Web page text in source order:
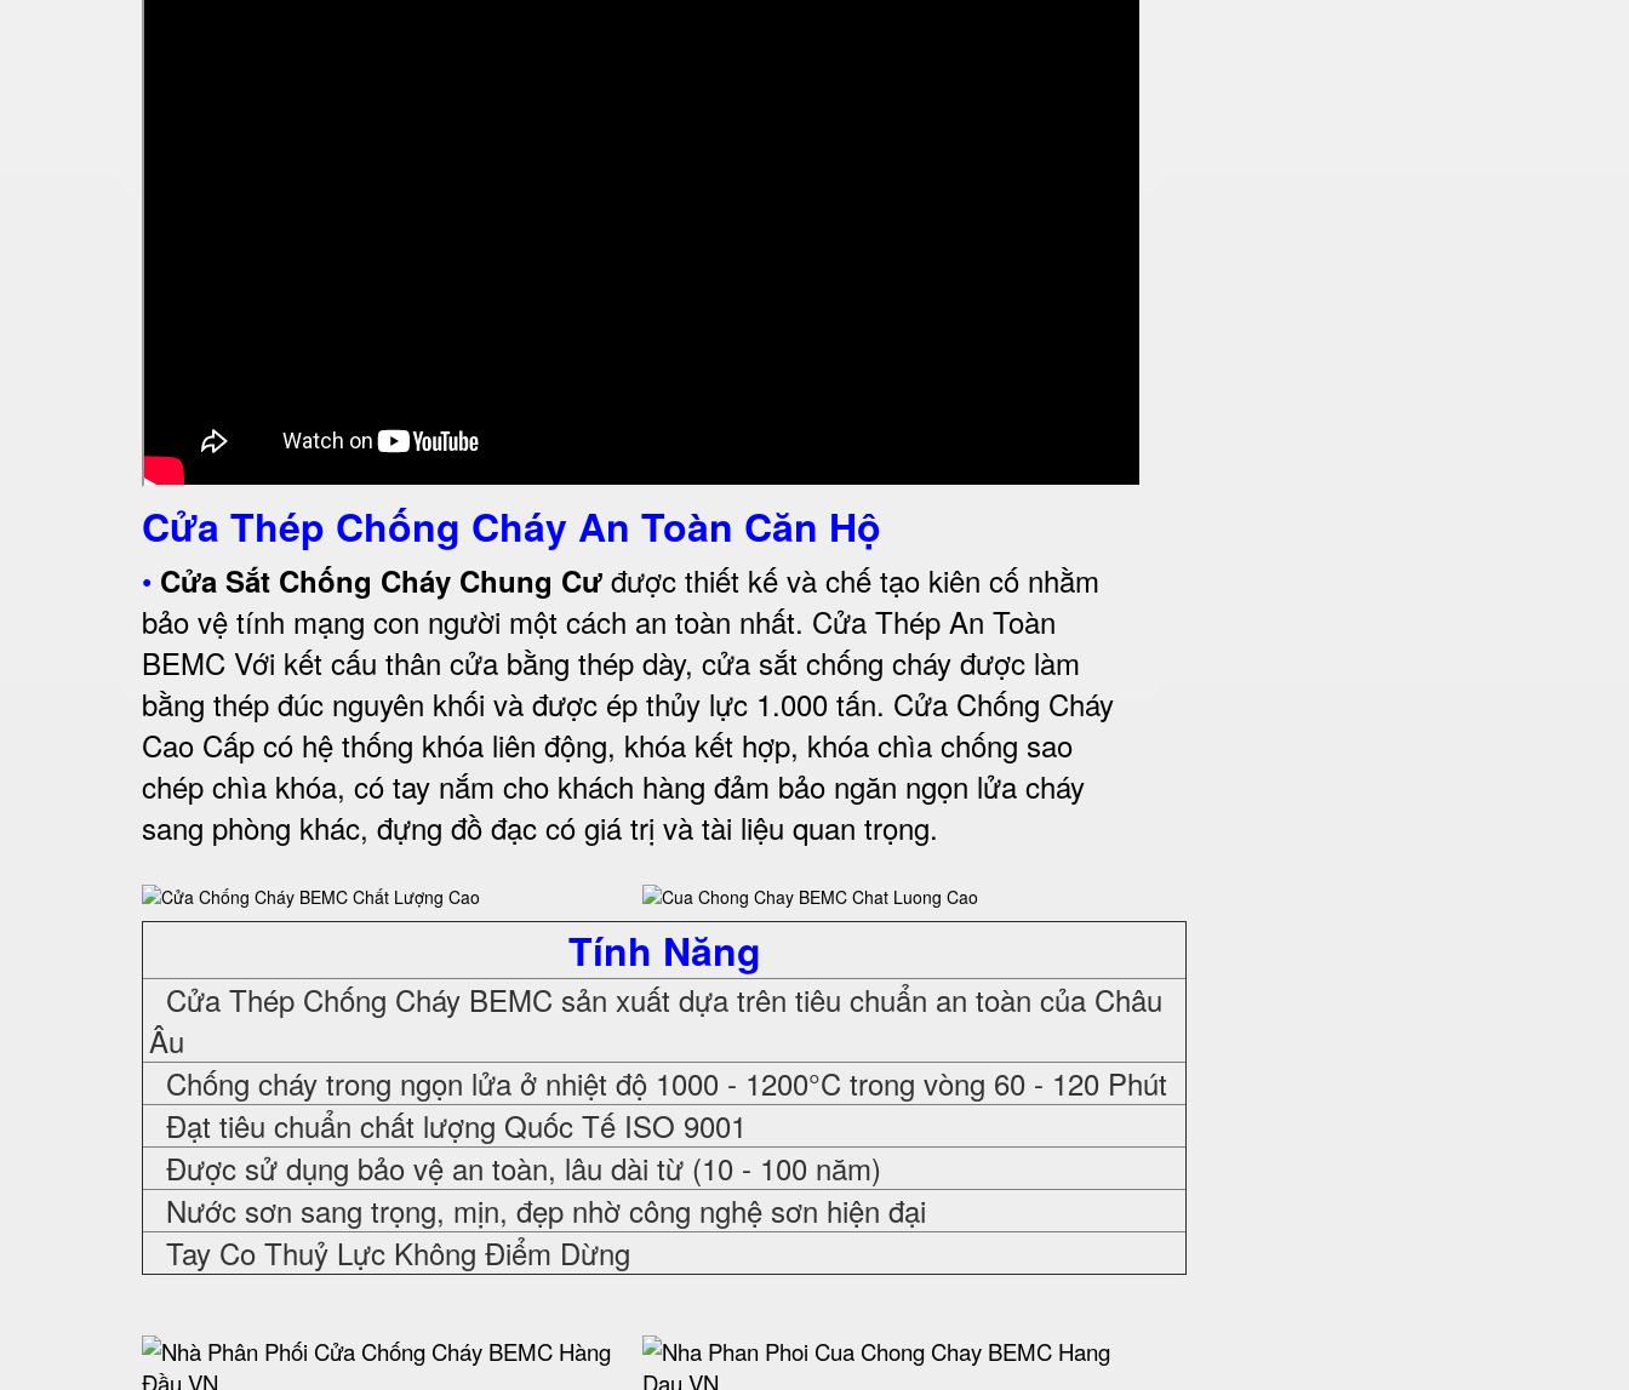
Cửa Thép Chống Cháy An Toàn Căn Hộ
• Cửa Sắt Chống Cháy Chung Cư được thiết kế và chế tạo kiên cố nhằm
bảo vệ tính mạng con người một cách an toàn nhất. Cửa Thép An Toàn
BEMC Với kết cấu thân cửa bằng thép dày, cửa sắt chống cháy được làm
bằng thép đúc nguyên khối và được ép thủy lực 1.000 tấn. Cửa Chống Cháy
Cao Cấp có hệ thống khóa liên động, khóa kết hợp, khóa chìa chống sao
chép chìa khóa, có tay nắm cho khách hàng đảm bảo ngăn ngọn lửa cháy
sang phòng khác, đựng đồ đạc có giá trị và tài liệu quan trọng.
Tính Năng
Cửa Thép Chống Cháy BEMC sản xuất dựa trên tiêu chuẩn an toàn của Châu
Âu
Chống cháy trong ngọn lửa ở nhiệt độ 1000 - 1200°C trong vòng 60 - 120 Phút
Đạt tiêu chuẩn chất lượng Quốc Tế ISO 9001
Được sử dụng bảo vệ an toàn, lâu dài từ (10 - 100 năm)
Nước sơn sang trọng, mịn, đẹp nhờ công nghệ sơn hiện đại
Tay Co Thuỷ Lực Không Điểm Dừng